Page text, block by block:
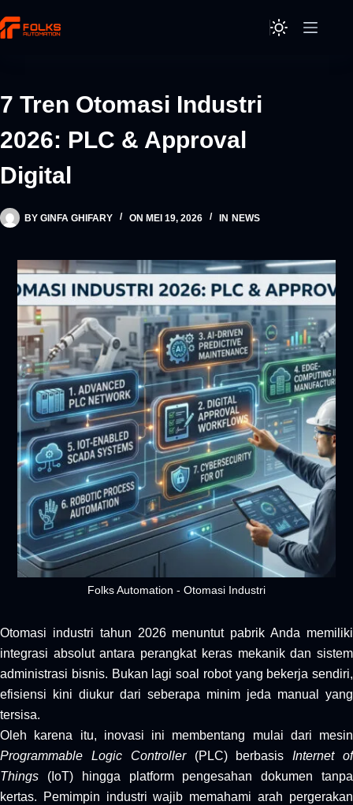
to
7 Tren Otomasi Industri
2026: PLC & Approval
Digital
BY GINFA GHIFARY ON MEI 19, 2026 IN NEWS
Folks Automation - Otomasi Industri
Otomasi industri tahun 2026 menuntut pabrik Anda memiliki
integrasi absolut antara perangkat keras mekanik dan sistem
administrasi bisnis. Bukan lagi soal robot yang bekerja sendiri,
efisiensi kini diukur dari seberapa minim jeda manual yang
tersisa.
Oleh karena itu, inovasi ini membentang mulai dari mesin
Programmable Logic Controller(PLC) berbasis Internet of
Things (IoT) hingga platform pengesahan dokumen tanpa
kertas. Pemimpin industri wajib memahami arah pergerakan